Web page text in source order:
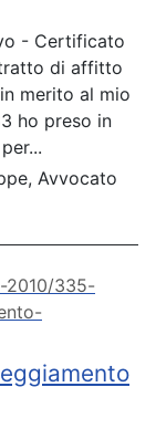
- Certificato
di affitto
merito al mio
ho preso in
Avvocato
2010/335-